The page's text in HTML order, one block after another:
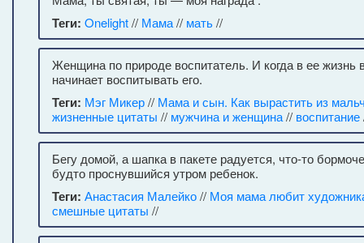
Теги: Onelight// Мама// мать//
Женщина по природе воспитатель. И когда в ее жизнь
начинает воспитывать его.
Теги: Мэг Микер// Мама и сын. Как вырастить из
жизненные цитаты // мужчина и женщина// воспитание
Бегу домой, а шапка в пакете радуется, что-то
будто проснувшийся утром ребенок.
Теги: Анастасия Малейко// Моя мама любит
смешные цитаты //